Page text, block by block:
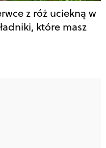
z róż uciekną w
które masz